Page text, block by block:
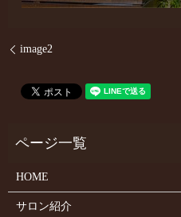
image2
HOME
サロン紹介